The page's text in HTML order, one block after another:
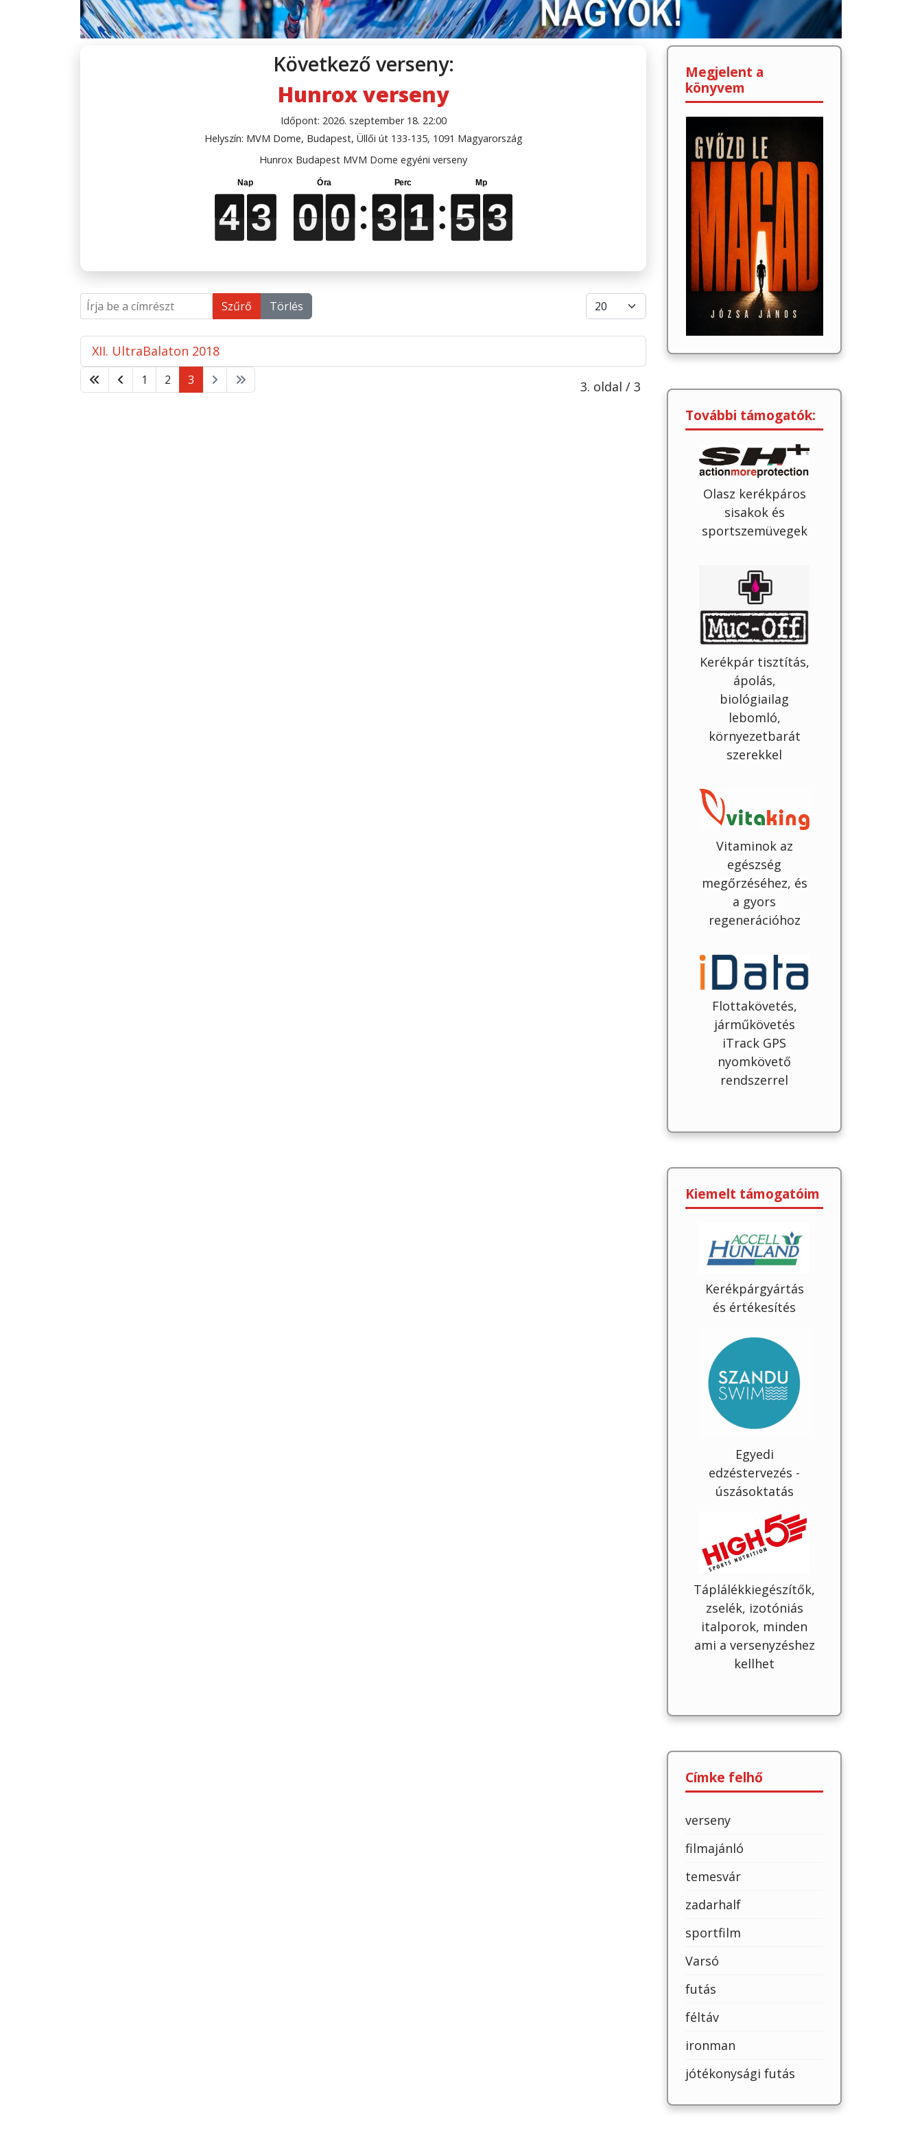
Következő verseny:
Hunrox verseny
Időpont: 2026. szeptember 18. 22:00
Helyszín: MVM Dome, Budapest, Üllői út 133-135, 1091 Magyarország
Hunrox Budapest MVM Dome egyéni verseny
4
4
4
4 3
3
3
3 0
0
0
0 0
0
0
0 3
3
3
3 1
1
1
1 5
5
5
5 2
2
2
2
Írja be a címrészt Szűrő Törlés Tételek #
XII. UltraBalaton 2018
3. oldal / 3
1 2 3
Megjelent a
könyvem
További támogatók:
Olasz kerékpáros
sisakok és
sportszemüvegek
Kerékpár tisztítás,
ápolás,
biológiailag
lebomló,
környezetbarát
szerekkel
Vitaminok az
egészség
megőrzéséhez, és
a gyors
regenerációhoz
Flottakövetés,
járműkövetés
iTrack GPS
nyomkövető
rendszerrel
Kiemelt támogatóim
Kerékpárgyártás
és értékesítés
Egyedi
edzéstervezés -
úszásoktatás
Táplálékkiegészítők,
zselék, izotóniás
italporok, minden
ami a versenyzéshez
kellhet
Címke felhő
verseny
filmajánló
temesvár
zadarhalf
sportfilm
Varsó
futás
féltáv
ironman
jótékonysági futás